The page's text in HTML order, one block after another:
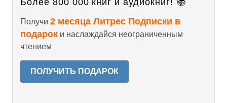
Более 800 000 книг и аудиокниг! 📚
Получи 2 месяца Литрес Подписки в
подарок и наслаждайся неограниченным
чтением
ПОЛУЧИТЬ ПОДАРОК